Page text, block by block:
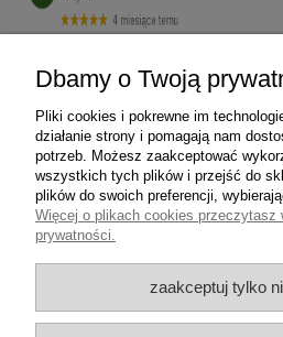
Dbamy o Twoją
Pliki cookies i pokrewne im
działanie strony i pomagają nam
potrzeb. Możesz zaakceptować
wszystkich tych plików i przejść do
plików do swoich preferencji,
Więcej o plikach cookies przeczytasz
prywatności.
zaakceptuj tylko